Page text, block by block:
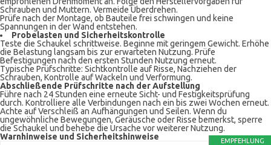
Schrauben und Muttern. Vermeide Überdrehen.
Prüfe nach der Montage, ob Bauteile frei schwingen und keine
Spannungen in der Wand entstehen.
Probelasten und Sicherheitskontrolle
Teste die Schaukel schrittweise. Beginne mit geringem Gewicht. Erhöhe
die Belastung langsam bis zur erwarteten Nutzung. Prüfe
Befestigungen nach den ersten Stunden Nutzung erneut.
Typische Prüfschritte: Sichtkontrolle auf Risse, Nachziehen der
Schrauben, Kontrolle auf Wackeln und Verformung.
Abschließende Prüfschritte nach der Aufstellung
Führe nach 24 Stunden eine erneute Sicht- und Festigkeitsprüfung
durch. Kontrolliere alle Verbindungen nach ein bis zwei Wochen erneut.
Achte auf Verschleiß an Aufhängungen und Seilen. Wenn du
ungewöhnliche Bewegungen, Geräusche oder Risse bemerkst, sperre
die Schaukel und behebe die Ursache vor weiterer Nutzung.
Warnhinweise und Sicherheitshinweise
EMPFEHLUNG